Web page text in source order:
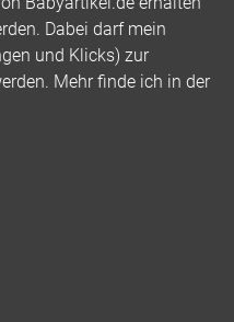
Dabei darf mein
und Klicks) zur
Mehr finde ich in der